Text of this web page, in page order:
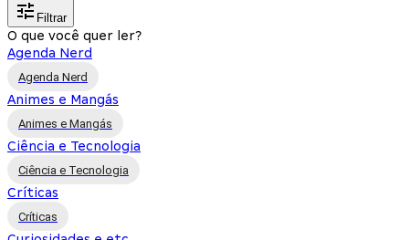
Filtrar
O que você quer ler?
Agenda Nerd
Agenda Nerd
Animes e Mangás
Animes e Mangás
Ciência e Tecnologia
Ciência e Tecnologia
Críticas
Críticas